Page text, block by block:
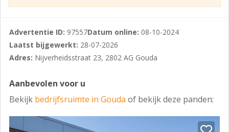
Het bovenstaande is onder finaal voorbehoud van de
Advertentie ID: 97557Datum online: 08-10-2024
Laatst bijgewerkt: 28-07-2026
Adres: Nijverheidsstraat 23, 2802 AG Gouda
Aanbevolen voor u
Bekijk bedrijfsruimte in Gouda of bekijk deze panden: